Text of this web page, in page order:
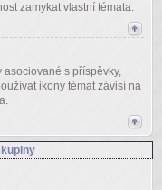
zamykat vlastní témata.
asociované s příspěvky,
ikony témat závisí na